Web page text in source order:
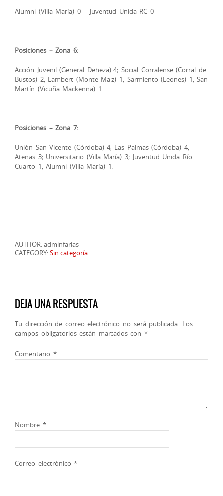
Alumni (Villa María) 0 – Juventud Unida RC 0
Posiciones – Zona 6:
Acción Juvenil (General Deheza) 4; Social Corralense (Corral de
Bustos) 2; Lambert (Monte Maíz) 1; Sarmiento (Leones) 1; San
Martín (Vicuña Mackenna) 1.
Posiciones – Zona 7:
Unión San Vicente (Córdoba) 4; Las Palmas (Córdoba) 4;
Atenas 3; Universitario (Villa María) 3; Juventud Unida Río
Cuarto 1; Alumni (Villa María) 1.
AUTHOR: adminfarias
CATEGORY:Sin categoría
DEJA UNA RESPUESTA
Tu dirección de correo electrónico no será publicada. Los
campos obligatorios están marcados con *
Comentario *
Nombre *
Correo electrónico*